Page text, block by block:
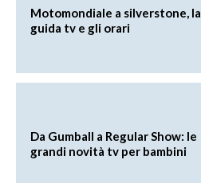
Motomondiale a silverstone, la
guida tv e gli orari
Da Gumball a Regular Show: le
grandi novità tv per bambini